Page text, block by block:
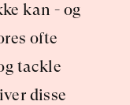
kan - og
ofte
tackle
disse